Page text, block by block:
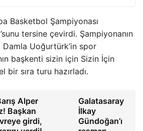
Basketbol Şampiyonası
tersine çevirdi. Şampiyonanın
Damla Uoğurtürk’in spor
başkenti sizin için Sizin İçin
sıra turu hazırladı.
Alper
Başkan
girdi,
Galatasaray
İlkay
Gündoğan’ı